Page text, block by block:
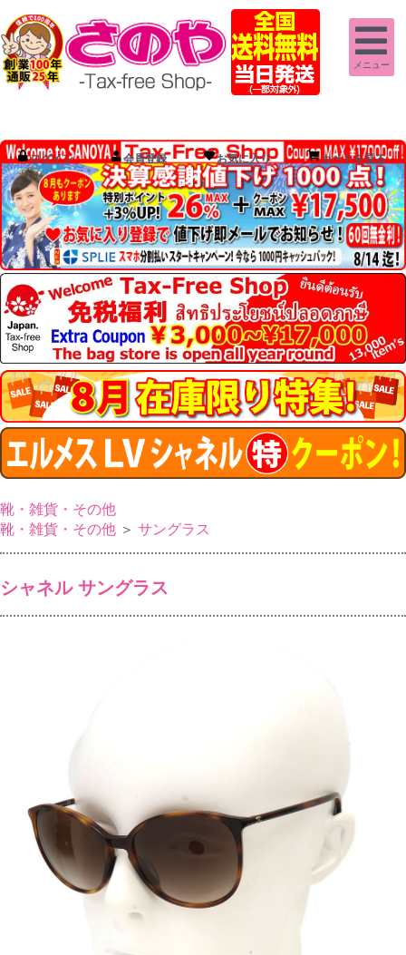
メニュー
ログイン 会員登録 お気に入り カートを見る
靴・雑貨・その他
靴・雑貨・その他 ＞ サングラス
シャネル サングラス